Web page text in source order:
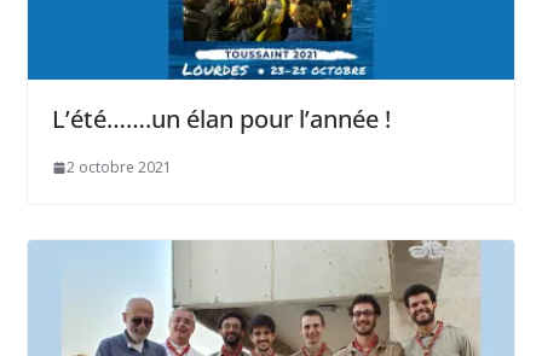
L’été…….un élan pour l’année !
2 octobre 2021